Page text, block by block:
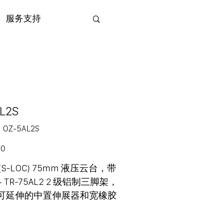
服务支持
SKU
OZ-
OZ-5AL2S
LOC) 75mm 液压云台，带
75AL2 2 级铝制三脚架，
延伸的中置伸展器和宽橡胶